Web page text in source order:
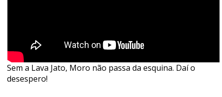
Sem a Lava Jato, Moro não passa da esquina. Daí o
desespero!